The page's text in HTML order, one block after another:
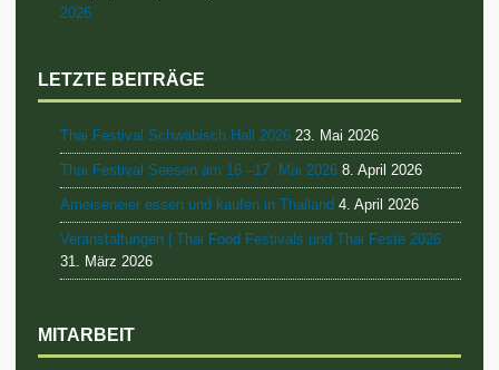
2026
LETZTE BEITRÄGE
Thai Festival Schwäbisch Hall 2026 23. Mai 2026
Thai Festival Seesen am 16.–17. Mai 2026 8. April 2026
Ameiseneier essen und kaufen in Thailand 4. April 2026
Veranstaltungen | Thai Food Festivals und Thai Feste 2026
31. März 2026
MITARBEIT